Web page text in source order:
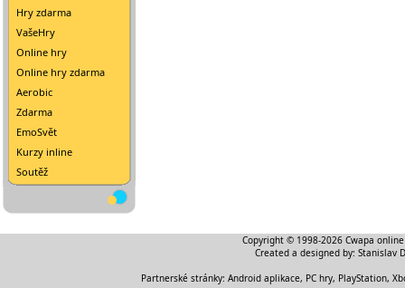
Hry zdarma
VašeHry
Online hry
Online hry zdarma
Aerobic
Zdarma
EmoSvět
Kurzy inline
Soutěž
Copyright © 1998-2026 Cwapa
Created a designed by: Stanislav
Partnerské stránky: Android aplikace, PC hry, PlayStation,